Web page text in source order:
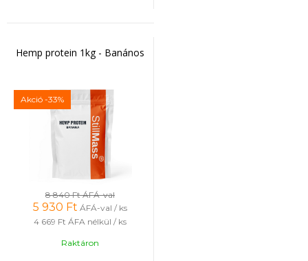
Hemp protein 1kg - Banános
Akció -33%
8 840 FtÁFÁ-val
5 930 Ft ÁFÁ-val / ks
4 669 Ft ÁFA nélkül / ks
Raktáron